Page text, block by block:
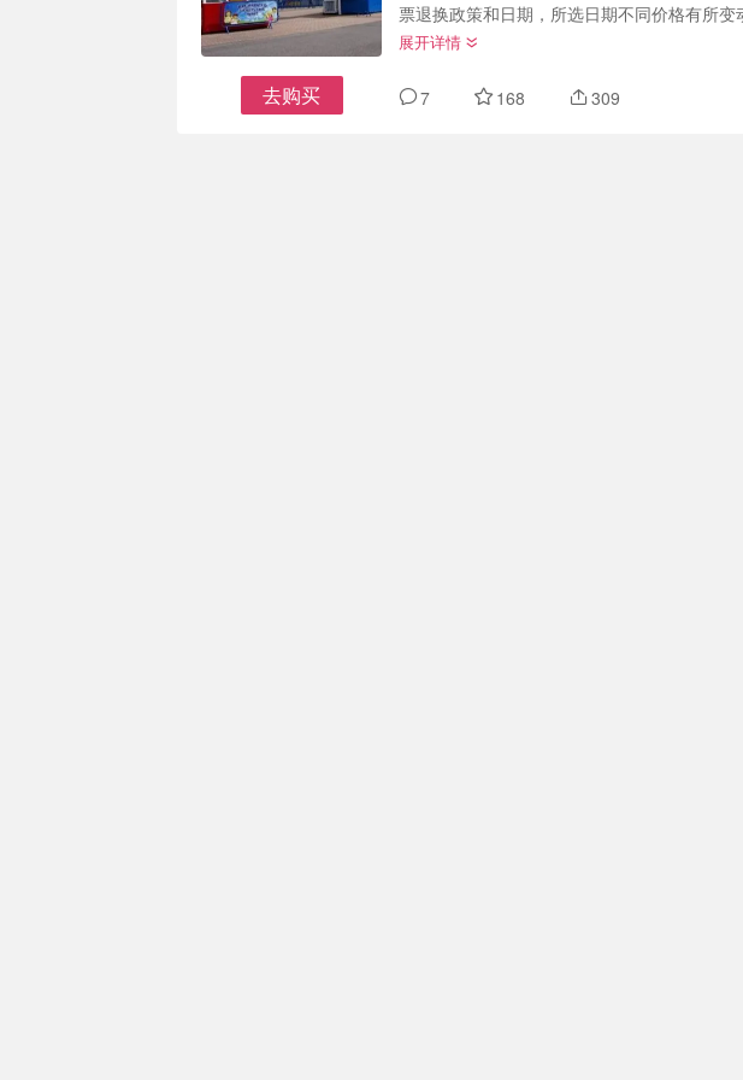
去购买
票退换政策和日期，所选日期不同价格有所
展开详情
7 168 309